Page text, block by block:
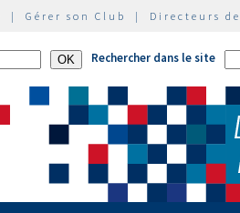
| Gérer son Club | Directeurs
Rechercher dans le site